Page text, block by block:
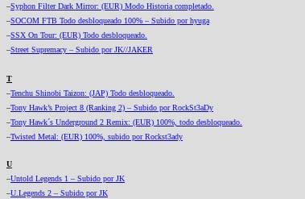
–Syphon Filter Dark Mirror: (EUR) Modo Historia completado.
–SOCOM FTB Todo desbloqueado 100% – Subido por hyuga
–SSX On Tour: (EUR) Todo desbloqueado.
–Street Supremacy – Subido por JK//JAKER
T
–Tenchu Shinobi Taizon: (JAP) Todo desbloqueado.
–Tony Hawk’s Project 8 (Ranking 2) – Subido por RockSt3aDy
–Tony Hawk´s Underground 2 Remix: (EUR) 100%, todo desbloqueado.
–Twisted Metal: (EUR) 100%, subido por Rockst3ady
U
–Untold Legends 1 – Subido por JK
–U.Legends 2 – Subido por JK